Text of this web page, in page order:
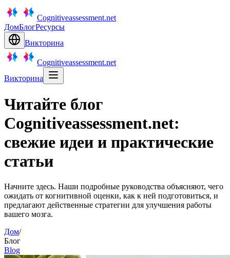
Cognitiveassessment.net
ДомБлогРесурсы
Викторина
Cognitiveassessment.net
Викторина
Читайте блог
Cognitiveassessment.net:
свежие идеи и практические
статьи
Начните здесь. Наши подробные руководства объясняют, чего
ожидать от когнитивной оценки, как к ней подготовиться, и
предлагают действенные стратегии для улучшения работы
вашего мозга.
Дом/
Блог
Blog